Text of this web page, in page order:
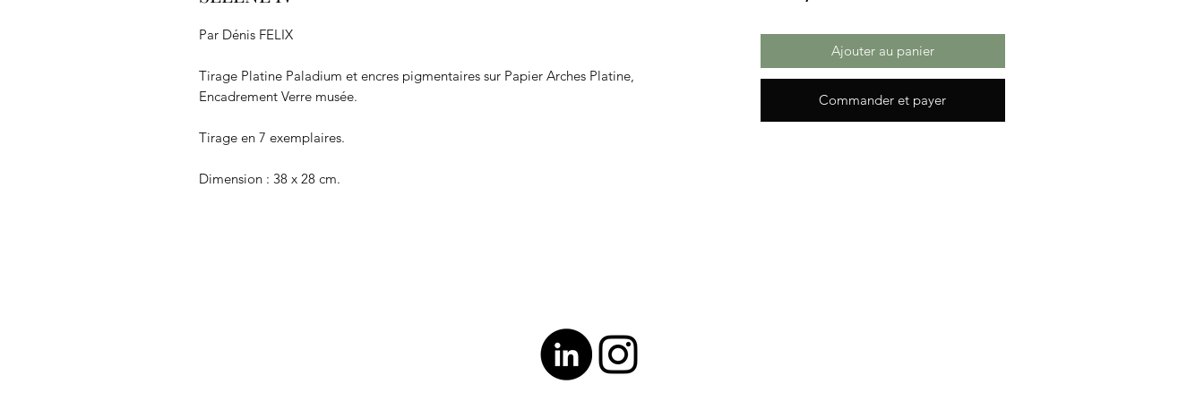
Par Dénis FELIX
Tirage Platine Paladium et encres pigmentaires sur Papier Arches Platine,
Encadrement Verre musée.
Tirage en 7 exemplaires.
Dimension : 38 x 28 cm.
Ajouter au panier
Commander et payer